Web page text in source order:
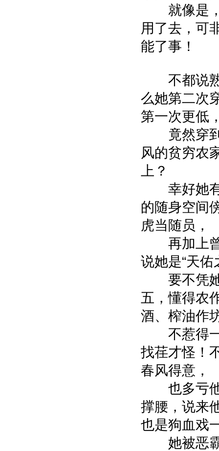
就像是，
用了去，可
能了事！
不都说熟
么她第二次
第一次更低
竟然穿到
风的贫穷农
上？
幸好她有
的随身空间
虎当随员，
再加上曾
说她是“天佑
要不凭她
五，懂得农
酒、榨油作
不惹得一
找荏才怪！
春风得意，
也多亏他
撑腰，说来
也是狗血戏
她被恶霸